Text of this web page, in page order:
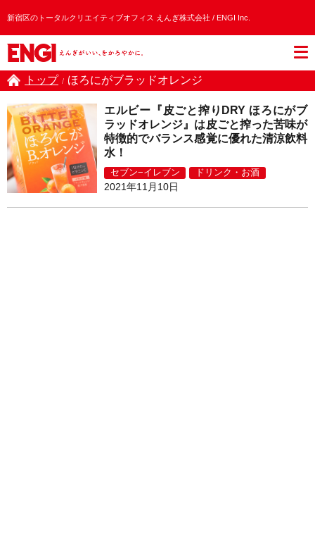
新宿区のトータルクリエイティブオフィス えんぎ株式会社 / ENGI Inc.
トップ / ほろにがブラッドオレンジ
エルビー『皮ごと搾りDRY ほろにがブ
ラッドオレンジ』は皮ごと搾った苦味が
特徴的でバランス感覚に優れた清涼飲料
水！
セブン−イレブン ドリンク・お酒
2021年11月10日